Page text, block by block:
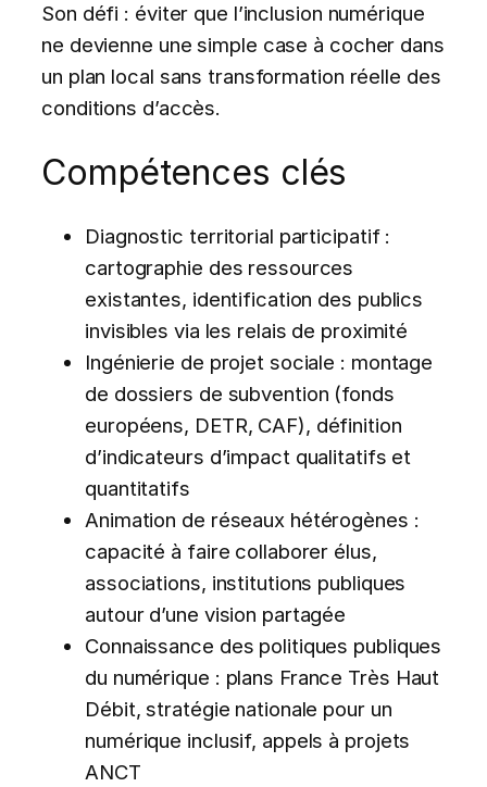
Son défi : éviter que l’inclusion numérique
ne devienne une simple case à cocher dans
un plan local sans transformation réelle des
conditions d’accès.
Compétences clés
Diagnostic territorial participatif :
cartographie des ressources
existantes, identification des publics
invisibles via les relais de proximité
Ingénierie de projet sociale : montage
de dossiers de subvention (fonds
européens, DETR, CAF), définition
d’indicateurs d’impact qualitatifs et
quantitatifs
Animation de réseaux hétérogènes :
capacité à faire collaborer élus,
associations, institutions publiques
autour d’une vision partagée
Connaissance des politiques publiques
du numérique : plans France Très Haut
Débit, stratégie nationale pour un
numérique inclusif, appels à projets
ANCT